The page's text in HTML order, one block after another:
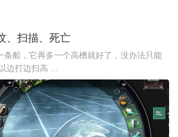
、扫描、死亡
条船，它再多一个高槽就好了，没办法只能
边打边扫高 ...